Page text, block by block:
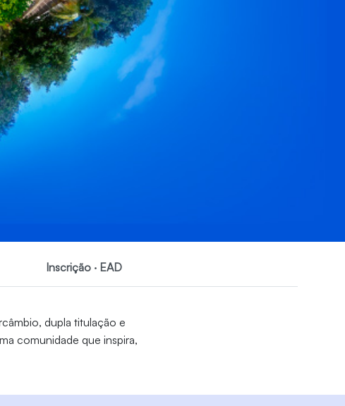
Inscrição ‧ EAD
dupla titulação e
comunidade que inspira,